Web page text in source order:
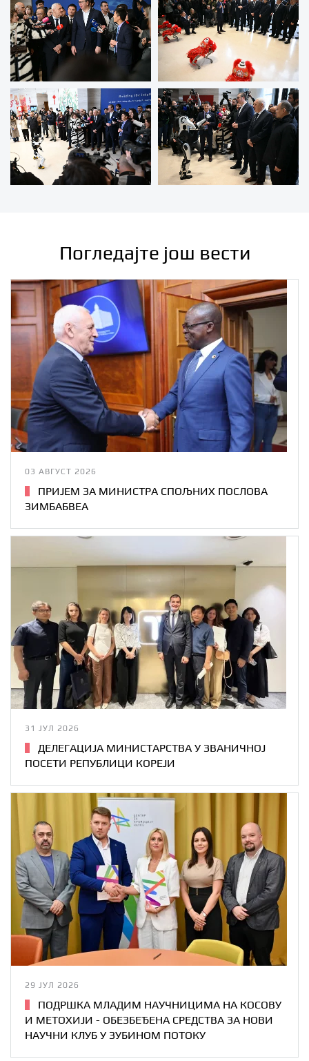
Погледајте још вести
03 АВГУСТ 2026
ПРИЈЕМ ЗА МИНИСТРА СПОЉНИХ ПОСЛОВА
ЗИМБАБВЕА
31 ЈУЛ 2026
ДЕЛЕГАЦИЈА МИНИСТАРСТВА У ЗВАНИЧНОЈ
ПОСЕТИ РЕПУБЛИЦИ КОРЕЈИ
29 ЈУЛ 2026
ПОДРШКА МЛАДИМ НАУЧНИЦИМА НА КОСОВУ
И МЕТОХИЈИ - ОБЕЗБЕЂЕНА СРЕДСТВА ЗА НОВИ
НАУЧНИ КЛУБ У ЗУБИНОМ ПОТОКУ